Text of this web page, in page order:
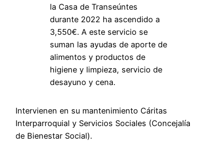
la Casa de Transeúntes
durante 2022 ha ascendido a
3,550€. A este servicio se
suman las ayudas de aporte de
alimentos y productos de
higiene y limpieza, servicio de
desayuno y cena.
Intervienen en su mantenimiento Cáritas
Interparroquial y Servicios Sociales (Concejalía
de Bienestar Social).